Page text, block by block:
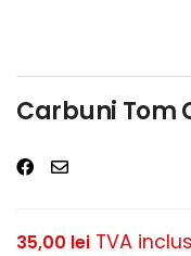
Carbuni Tom
35,00 lei TVA inclus